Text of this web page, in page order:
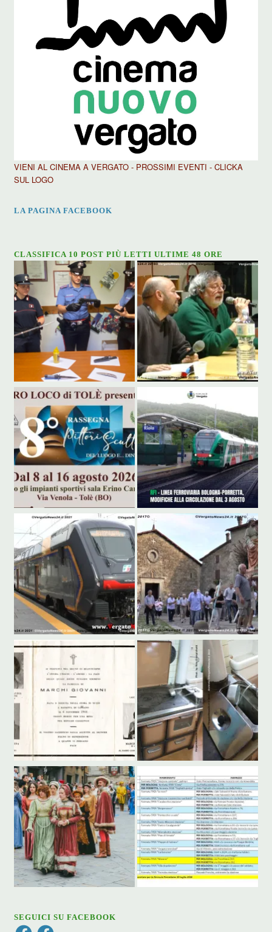
VIENI AL CINEMA A VERGATO - PROSSIMI EVENTI - CLICKA
SUL LOGO
LA PAGINA FACEBOOK
CLASSIFICA 10 POST PIÙ LETTI ULTIME 48 ORE
SEGUICI SU FACEBOOK
FacebookFacebook